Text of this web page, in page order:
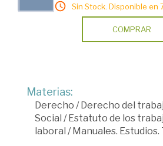
Sin Stock. Disponible en
COMPRAR
Materias:
Derecho / Derecho del
Social / Estatuto de los
laboral / Manuales.